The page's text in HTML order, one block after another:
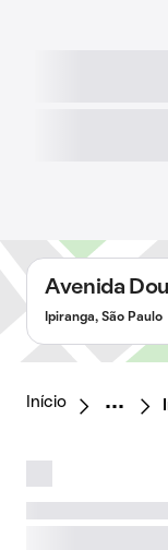
Avenida
Ipiranga, São Paulo
Início